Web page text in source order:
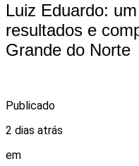
Luiz Eduardo:
resultados e
Grande do Norte
Publicado
2 dias atrás
em